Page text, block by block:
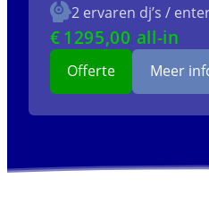
2 ervaren dj’s /
€ 1295,00 all-in
Offerte Meer